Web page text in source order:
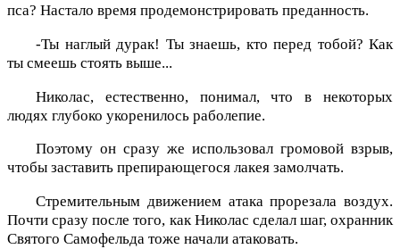
пса? Настало время продемонстрировать преданность.
-Ты наглый дурак! Ты знаешь, кто перед тобой? Как
ты смеешь стоять выше...
Николас, естественно, понимал, что в некоторых
людях глубоко укоренилось раболепие.
Поэтому он сразу же использовал громовой взрыв,
чтобы заставить препирающегося лакея замолчать.
Стремительным движением атака прорезала воздух.
Почти сразу после того, как Николас сделал шаг, охранник
Святого Самофельда тоже начали атаковать.